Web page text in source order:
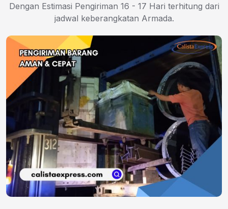
Dengan Estimasi Pengiriman 16 - 17 Hari terhitung dari
jadwal keberangkatan Armada.